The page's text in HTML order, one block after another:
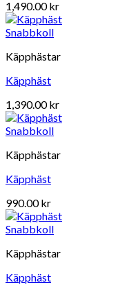
1,490.00kr
Snabbkoll
Käpphästar
Käpphäst
1,390.00kr
Snabbkoll
Käpphästar
Käpphäst
990.00kr
Snabbkoll
Käpphästar
Käpphäst